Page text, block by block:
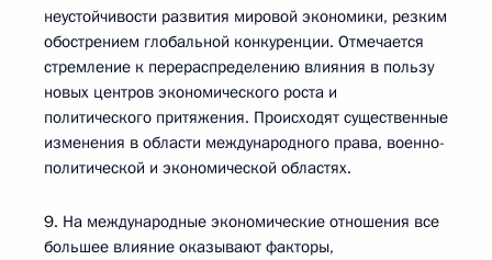
неустойчивости развития мировой экономики, резким
обострением глобальной конкуренции. Отмечается
стремление к перераспределению влияния в пользу
новых центров экономического роста и
политического притяжения. Происходят существенные
изменения в области международного права, военно-
политической и экономической областях.
9. На международные экономические отношения все
большее влияние оказывают факторы,